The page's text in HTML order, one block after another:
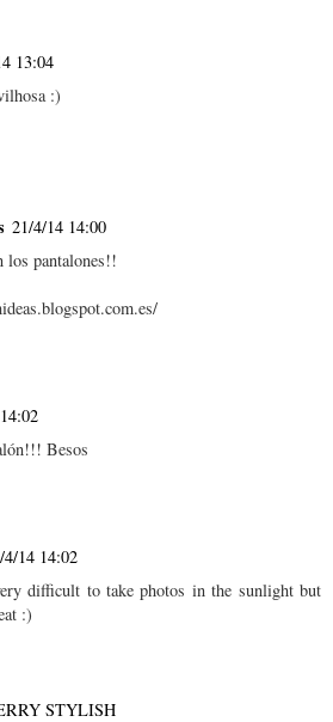
13:04
:)
21/4/14 14:00
los pantalones!!
Besos
4/14 14:02
difficult to take photos in the sunlight but
:)
STYLISH